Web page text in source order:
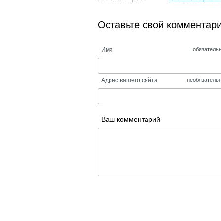
Оставьте свой
Имя
Адрес вашего сайта
Ваш комментарий